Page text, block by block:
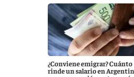
¿Conviene emigrar? Cuánto
rinde un salario en